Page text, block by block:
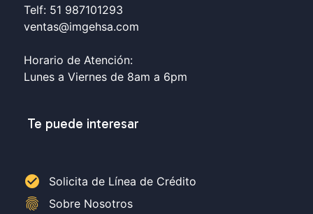
Telf: 51 987101293
ventas@imgehsa.com
Horario de Atención:
Lunes a Viernes de 8am a 6pm
Te puede interesar
check_circle Solicita de Línea de Crédito
fingerprint
Sobre Nosotros